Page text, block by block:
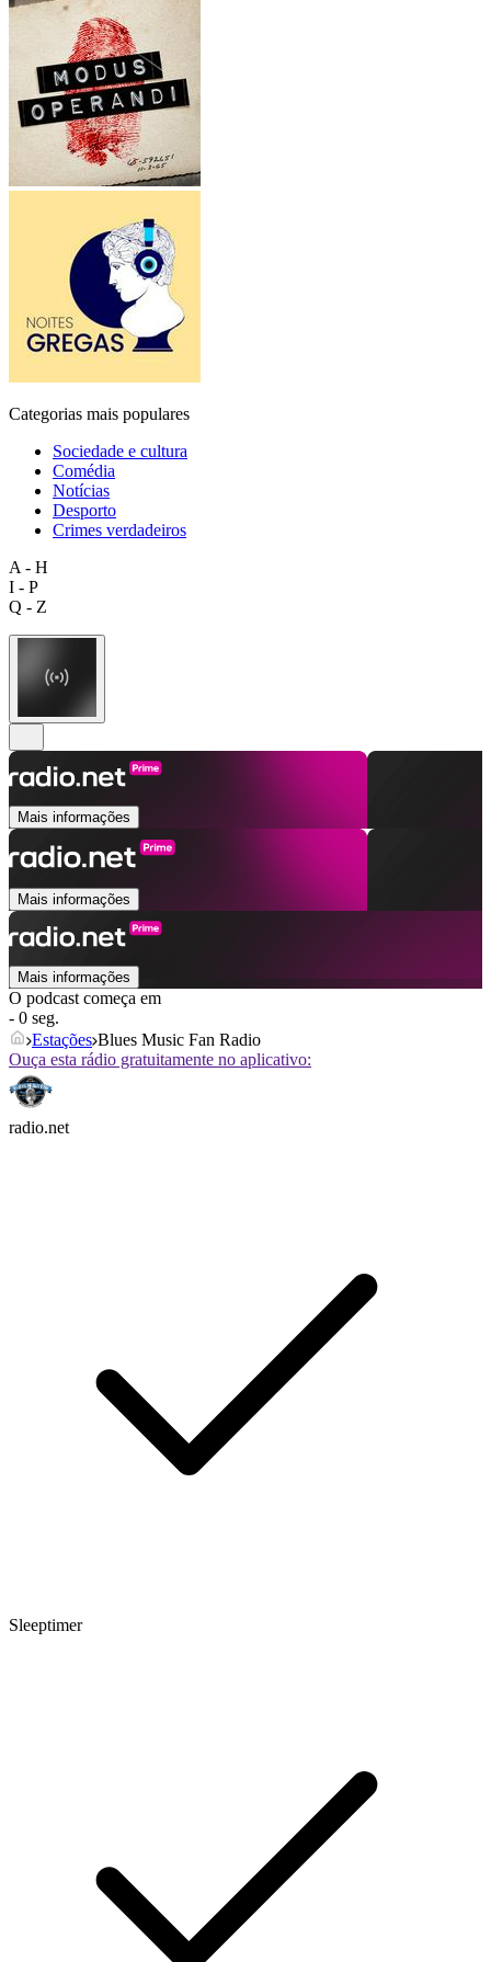
Categorias mais populares
Sociedade e cultura
Comédia
Notícias
Desporto
Crimes verdadeiros
A - H
I - P
Q - Z
Mais informações
Mais informações
Mais informações
O podcast começa em
- 0 seg.
Estações Blues Music Fan Radio
Ouça esta rádio gratuitamente no aplicativo:
radio.net
Sleeptimer